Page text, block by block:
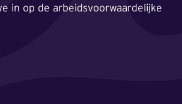
in op de arbeidsvoorwaardelijke